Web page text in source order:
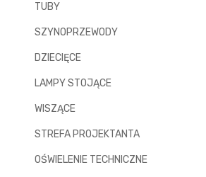
TUBY
SZYNOPRZEWODY
DZIECIĘCE
LAMPY STOJĄCE
WISZĄCE
STREFA PROJEKTANTA
OŚWIELENIE TECHNICZNE